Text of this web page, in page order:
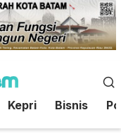
Kepri Bisnis